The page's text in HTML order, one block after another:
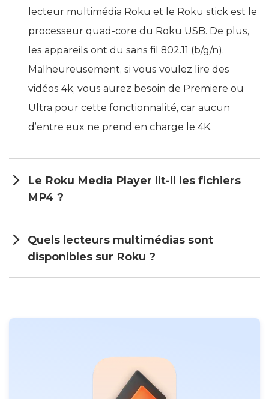
lecteur multimédia Roku et le Roku stick est le
processeur quad-core du Roku USB. De plus,
les appareils ont du sans fil 802.11 (b/g/n).
Malheureusement, si vous voulez lire des
vidéos 4k, vous aurez besoin de Premiere ou
Ultra pour cette fonctionnalité, car aucun
d’entre eux ne prend en charge le 4K.
Le Roku Media Player lit-il les fichiers
MP4 ?
Quels lecteurs multimédias sont
disponibles sur Roku ?